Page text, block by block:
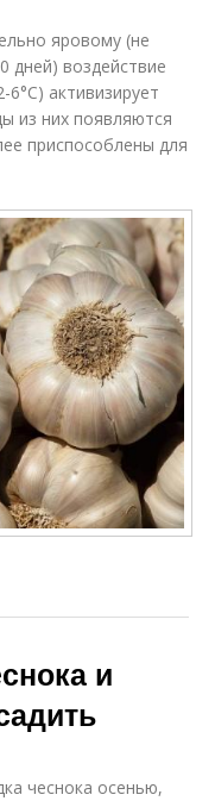
яровому (не
дней) воздействие
активизирует
из них появляются
приспособлены для
и
чеснока осенью,